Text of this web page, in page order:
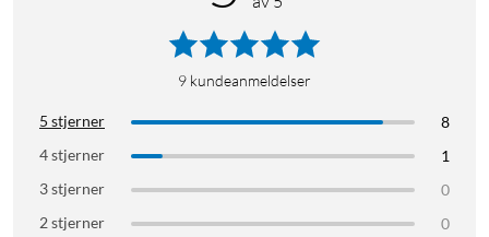
når den parkobles med en kompatibel Google
Nest- eller Amazon Echo-enhet. Med enkle talekommandoer
Hue Brigde låser du opp muligheten for HomeKit-støtte og
Apple Siri.
9 kundeanmeldelser
5 stjerner
8
4 stjerner
1
3 stjerner
0
2 stjerner
0